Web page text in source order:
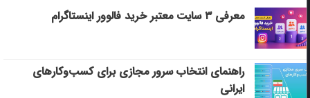
معرفی ۳ سایت معتبر خرید فالوور اینستاگرام
راهنمای انتخاب سرور مجازی برای کسب‌وکارهای
ایرانی